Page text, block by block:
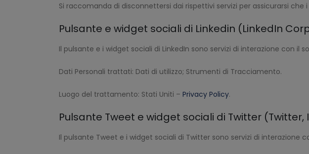
Si raccomanda di disconnettersi dai rispettivi servizi per assicurarsi
Pulsante e widget sociali di Linkedin (LinkedIn
Il pulsante e i widget sociali di LinkedIn sono servizi di interazione con il
Dati Personali trattati: Dati di utilizzo; Strumenti di Tracciamento.
Luogo del trattamento: Stati Uniti – Privacy Policy.
Pulsante Tweet e widget sociali di Twitter (Twitter,
Il pulsante Tweet e i widget sociali di Twitter sono servizi di interazione